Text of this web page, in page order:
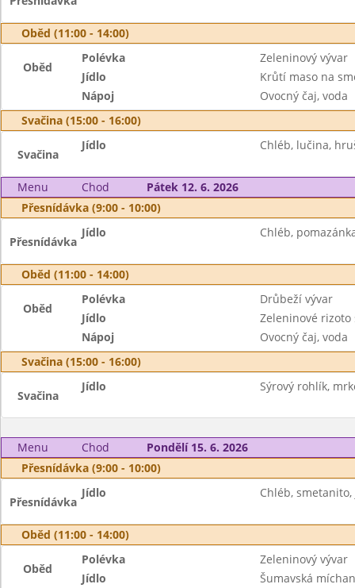
Oběd (11:00 - 14:00)
Oběd
Polévka
Zeleninový vývar
Jídlo
Krůtí maso na
Nápoj
Ovocný čaj, voda
Svačina (15:00 - 16:00)
Svačina
Jídlo Chléb, lučina,
Menu Chod
Pátek 12. 6. 2026
Přesnídávka (9:00 - 10:00)
Přesnídávka
Jídlo Chléb,
Oběd (11:00 - 14:00)
Oběd
Polévka
Drůbeží vývar
Jídlo
Zeleninové rizoto
Nápoj
Ovocný čaj, voda
Svačina (15:00 - 16:00)
Svačina
Jídlo Sýrový rohlík,
Menu Chod
Pondělí 15. 6. 2026
Přesnídávka (9:00 - 10:00)
Přesnídávka
Jídlo Chléb,
Oběd (11:00 - 14:00)
Oběd
Polévka
Zeleninový vývar
Jídlo
Šumavská